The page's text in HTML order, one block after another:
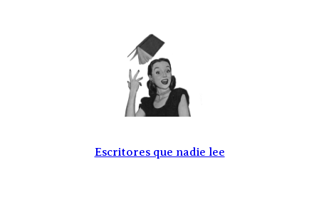
Escritores que nadie lee